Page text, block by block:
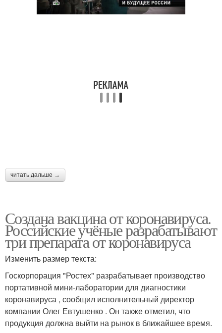
читать дальше →
Создана вакцина от коронавируса.
Российские учёные разрабатывают
три препарата от коронавируса
Изменить размер текста:
Госкорпорация "Ростех" разрабатывает производство
портативной мини-лаборатории для диагностики
коронавируса , сообщил исполнительный директор
компании Олег Евтушенко . Он также отметил, что
продукция должна выйти на рынок в ближайшее время.